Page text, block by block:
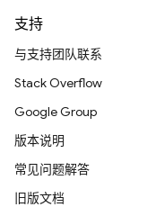
支持
与支持团队联系
Stack Overflow
Google Group
版本说明
常见问题解答
旧版文档